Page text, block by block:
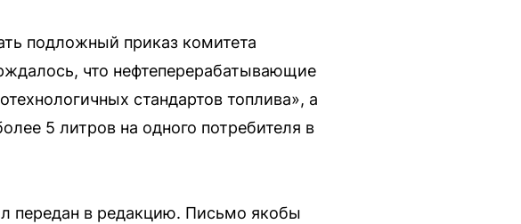
подложный приказ комитета
что нефтеперерабатывающие
стандартов топлива», а
5 литров на одного потребителя в
передан в редакцию. Письмо якобы